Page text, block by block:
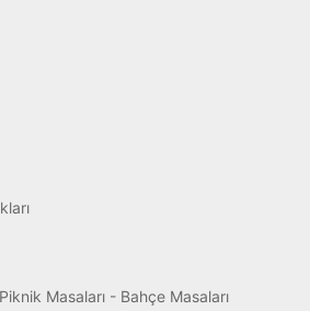
Masaları - Bahçe Masaları